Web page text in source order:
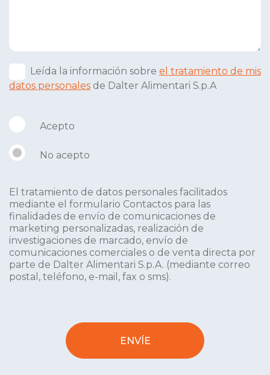
Leída la información sobre el tratamiento de mis
datos personales de Dalter Alimentari S.p.A
Acepto
No acepto
El tratamiento de datos personales facilitados
mediante el formulario Contactos para las
finalidades de envío de comunicaciones de
marketing personalizadas, realización de
investigaciones de marcado, envío de
comunicaciones comerciales o de venta directa por
parte de Dalter Alimentari S.p.A. (mediante correo
postal, teléfono, e-mail, fax o sms).